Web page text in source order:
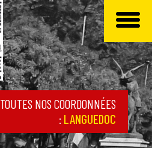
TOUTES NOS COORDONNÉES
: LANGUEDOC